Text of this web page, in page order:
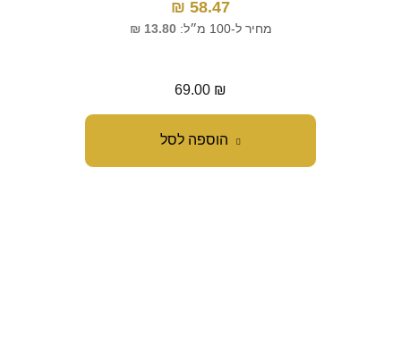
הוספה לסל
58.47
₪
מחיר ל-100 מ״ל: 13.80
₪
69.00 ₪